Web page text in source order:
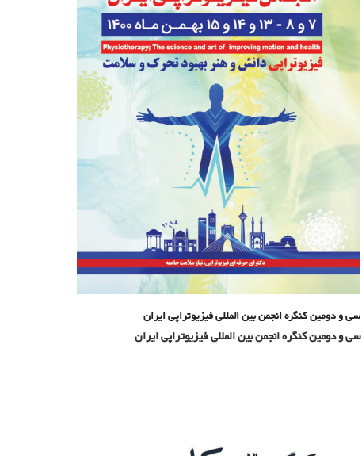
سی و دومین کنگره انجمن بین المللی فیزیوتراپی ایران
سی و دومین کنگره انجمن بین المللی فیزیوتراپی ایران